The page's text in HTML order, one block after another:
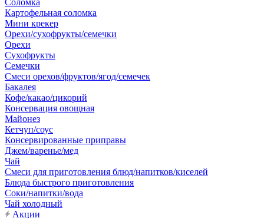
Соломка
Картофельная соломка
Мини крекер
Орехи/сухофрукты/семечки
Орехи
Сухофрукты
Семечки
Смеси орехов/фруктов/ягод/семечек
Бакалея
Кофе/какао/цикорий
Консервация овощная
Майонез
Кетчуп/соус
Консервированные приправы
Джем/варенье/мед
Чай
Смеси для приготовления блюд/напитков/киселей
Блюда быстрого приготовления
Соки/напитки/вода
Чай холодный
Акции